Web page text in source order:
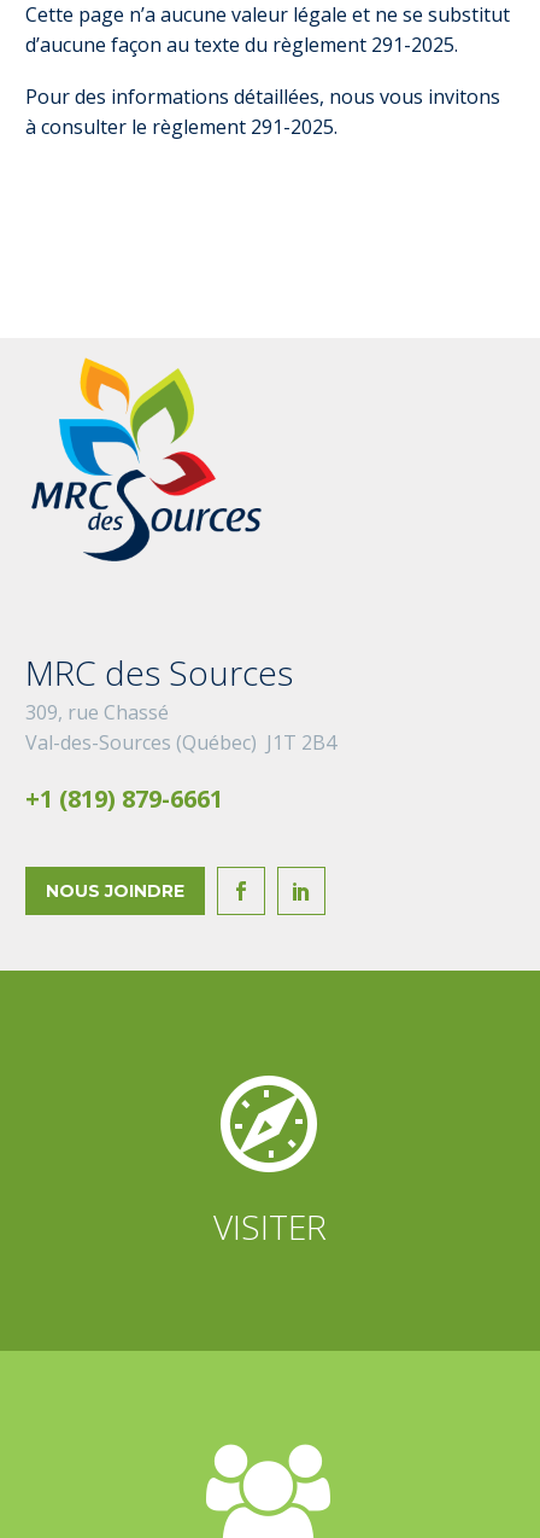
Cette page n’a aucune valeur légale et ne se substitut
d’aucune façon au texte du règlement 291-2025.
Pour des informations détaillées, nous vous invitons
à consulter le règlement 291-2025.
MRC des Sources
309, rue Chassé
Val-des-Sources (Québec) J1T 2B4
+1 (819) 879-6661
NOUS JOINDRE  


VISITER

